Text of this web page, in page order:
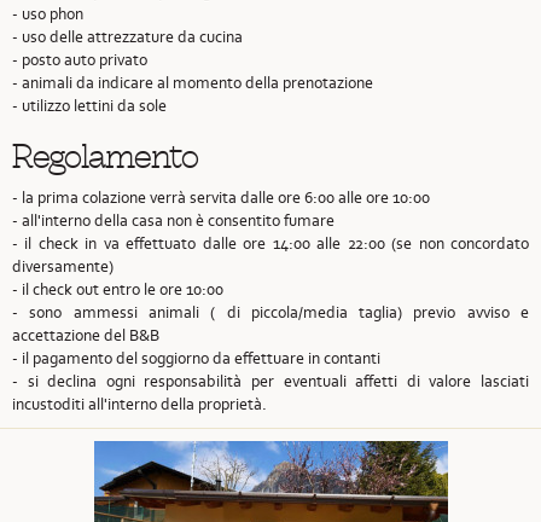
- uso phon
- uso delle attrezzature da cucina
- posto auto privato
- animali da indicare al momento della prenotazione
- utilizzo lettini da sole
Regolamento
- la prima colazione verrà servita dalle ore 6:00 alle ore 10:00
- all'interno della casa non è consentito fumare
- il check in va effettuato dalle ore 14:00 alle 22:00 (se non concordato
diversamente)
- il check out entro le ore 10:00
- sono ammessi animali ( di piccola/media taglia) previo avviso e
accettazione del B&B
- il pagamento del soggiorno da effettuare in contanti
- si declina ogni responsabilità per eventuali affetti di valore lasciati
incustoditi all'interno della proprietà.